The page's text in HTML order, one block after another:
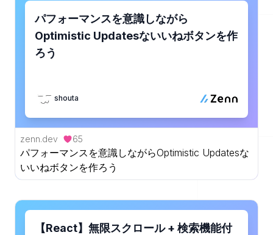
パフォーマンスを意識しながら
Optimistic Updatesないいねボタンを作
ろう
shouta
zenn.dev 65
パフォーマンスを意識しながらOptimistic Updatesな
いいねボタンを作ろう
【React】無限スクロール + 検索機能付